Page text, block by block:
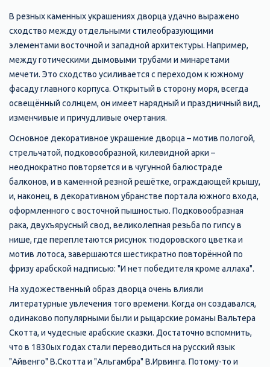
В резных каменных украшениях дворца удачно выражено
сходство между отдельными стилеобразующими
элементами восточной и западной архитектуры. Например,
между готическими дымовыми трубами и минаретами
мечети. Это сходство усиливается с переходом к южному
фасаду главного корпуса. Открытый в сторону моря, всегда
освещённый солнцем, он имеет нарядный и праздничный вид,
изменчивые и причудливые очертания.
Основное декоративное украшение дворца – мотив пологой,
стрельчатой, подковообразной, килевидной арки –
неоднократно повторяется и в чугунной балюстраде
балконов, и в каменной резной решётке, ограждающей крышу,
и, наконец, в декоративном убранстве портала южного входа,
оформленного с восточной пышностью. Подковообразная
рака, двухъярусный свод, великолепная резьба по гипсу в
нише, где переплетаются рисунок тюдоровского цветка и
мотив лотоса, завершаются шестикратно повторённой по
фризу арабской надписью: "И нет победителя кроме аллаха".
На художественный образ дворца очень влияли
литературные увлечения того времени. Когда он создавался,
одинаково популярными были и рыцарские романы Вальтера
Скотта, и чудесные арабские сказки. Достаточно вспомнить,
что в 1830ых годах стали переводиться на русский язык
"Айвенго" В.Скотта и "Альгамбра" В.Ирвинга. Потому-то и